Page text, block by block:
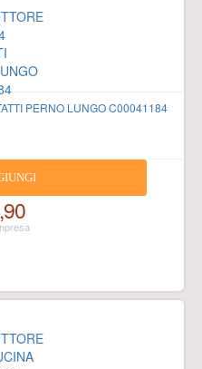
PERNO LUNGO C00041184